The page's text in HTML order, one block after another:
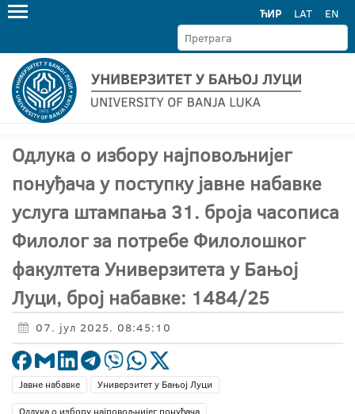
ЋИР LAT EN
Одлука о избору најповољнијег
понуђача у поступку јавне набавке
услуга штампања 31. броја часописа
Филолог за потребе Филолошког
факултета Универзитета у Бањој
Луци, број набавке: 1484/25
07. јул 2025. 08:45:10
Јавне набавке
Универзитет у Бањој Луци
Одлука о избору најповољнијег понуђача